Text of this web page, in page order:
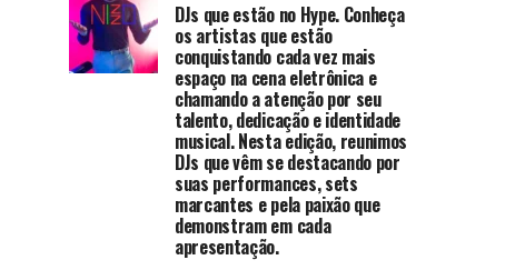
DJs que estão no Hype. Conheça
os artistas que estão
conquistando cada vez mais
espaço na cena eletrônica e
chamando a atenção por seu
talento, dedicação e identidade
musical. Nesta edição, reunimos
DJs que vêm se destacando por
suas performances, sets
marcantes e pela paixão que
demonstram em cada
apresentação.